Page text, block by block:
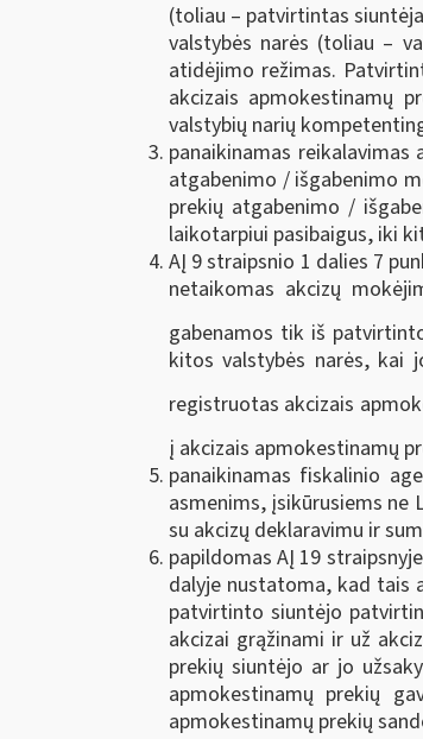
(toliau – patvirtintas
valstybės narės (toliau –
atidėjimo režimas.
akcizais apmokestinamų
valstybių narių
panaikinamas
atgabenimo / išgabenimo
prekių atgabenimo /
laikotarpiui pasibaigus, iki
AĮ 9 straipsnio 1 dalies 7
netaikomas akcizų
gabenamos tik iš
kitos valstybės narės, kai
registruotas akcizais
į akcizais apmokestinamų
panaikinamas fiskalinio
asmenims, įsikūrusiems ne
su akcizų deklaravimu ir
papildomas AĮ 19
dalyje nustatoma, kad tais
patvirtinto siuntėjo
akcizai grąžinami ir už
prekių siuntėjo ar jo
apmokestinamų prekių
apmokestinamų prekių